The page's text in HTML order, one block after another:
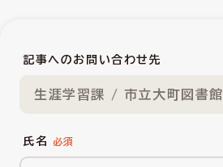
記事へのお問い合わせ先
生涯学習課 / 市立大町図書館
氏名